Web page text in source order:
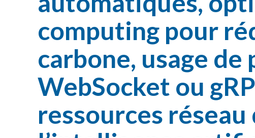
computing pour
carbone, usage
WebSocket ou
ressources